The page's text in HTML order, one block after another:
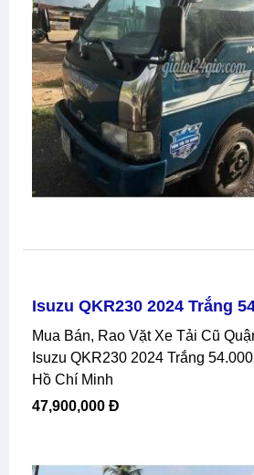
Isuzu QKR230 2024 Trắng
Mua Bán, Rao Vặt Xe Tải Cũ Quận 12 Hồ Chí Minh,
Isuzu QKR230 2024 Trắng
Hồ Chí Minh
47,900,000 Đ